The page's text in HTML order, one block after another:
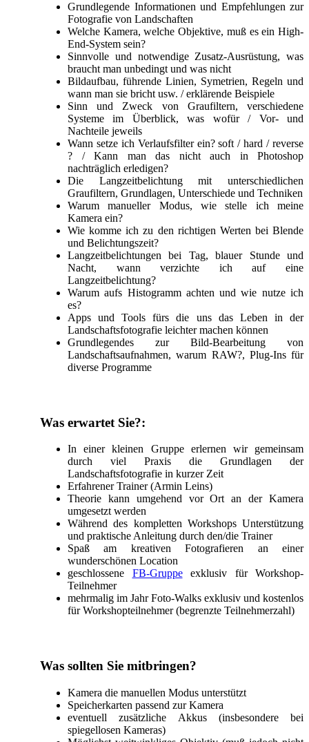
Grundlegende Informationen und Empfehlungen zur
Fotografie von Landschaften
Welche Kamera, welche Objektive, muß es ein High-
End-System sein?
Sinnvolle und notwendige Zusatz-Ausrüstung, was
braucht man unbedingt und was nicht
Bildaufbau, führende Linien, Symetrien, Regeln und
wann man sie bricht usw. / erklärende Beispiele
Sinn und Zweck von Graufiltern, verschiedene
Systeme im Überblick, was wofür / Vor- und
Nachteile jeweils
Wann setze ich Verlaufsfilter ein? soft / hard / reverse
? / Kann man das nicht auch in Photoshop
nachträglich erledigen?
Die Langzeitbelichtung mit unterschiedlichen
Graufiltern, Grundlagen, Unterschiede und Techniken
Warum manueller Modus, wie stelle ich meine
Kamera ein?
Wie komme ich zu den richtigen Werten bei Blende
und Belichtungszeit?
Langzeitbelichtungen bei Tag, blauer Stunde und
Nacht, wann verzichte ich auf eine
Langzeitbelichtung?
Warum aufs Histogramm achten und wie nutze ich
es?
Apps und Tools fürs die uns das Leben in der
Landschaftsfotografie leichter machen können
Grundlegendes zur Bild-Bearbeitung von
Landschaftsaufnahmen, warum RAW?, Plug-Ins für
diverse Programme
Was erwartet Sie?:
In einer kleinen Gruppe erlernen wir gemeinsam
durch viel Praxis die Grundlagen der
Landschaftsfotografie in kurzer Zeit
Erfahrener Trainer (Armin Leins)
Theorie kann umgehend vor Ort an der Kamera
umgesetzt werden
Während des kompletten Workshops Unterstützung
und praktische Anleitung durch den/die Trainer
Spaß am kreativen Fotografieren an einer
wunderschönen Location
geschlossene FB-Gruppeexklusiv für Workshop-
Teilnehmer
mehrmalig im Jahr Foto-Walks exklusiv und kostenlos
für Workshopteilnehmer (begrenzte Teilnehmerzahl)
Was sollten Sie mitbringen?
Kamera die manuellen Modus unterstützt
Speicherkarten passend zur Kamera
eventuell zusätzliche Akkus (insbesondere bei
spiegellosen Kameras)